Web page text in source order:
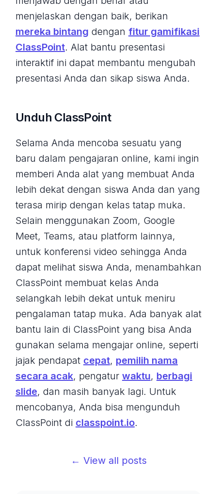
menjelaskan dengan baik, berikan
mereka bintang dengan fitur gamifikasi
ClassPoint. Alat bantu presentasi
interaktif ini dapat membantu mengubah
presentasi Anda dan sikap siswa Anda.
Unduh ClassPoint
Selama Anda mencoba sesuatu yang
baru dalam pengajaran online, kami ingin
memberi Anda alat yang membuat Anda
lebih dekat dengan siswa Anda dan yang
terasa mirip dengan kelas tatap muka.
Selain menggunakan Zoom, Google
Meet, Teams, atau platform lainnya,
untuk konferensi video sehingga Anda
dapat melihat siswa Anda, menambahkan
ClassPoint membuat kelas Anda
selangkah lebih dekat untuk meniru
pengalaman tatap muka. Ada banyak alat
bantu lain di ClassPoint yang bisa Anda
gunakan selama mengajar online, seperti
jajak pendapat cepat, pemilih nama
secara acak, pengatur waktu, berbagi
slide, dan masih banyak lagi. Untuk
mencobanya, Anda bisa mengunduh
ClassPoint di classpoint.io.
← View all posts